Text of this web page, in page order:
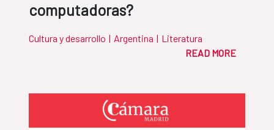
computadoras?
Cultura y desarrollo | Argentina | Literatura
READ MORE